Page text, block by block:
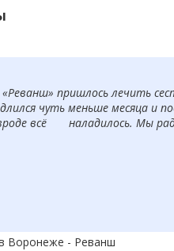
«Реванш» пришлось лечить
чуть меньше месяца и
всё наладилось. Мы
Воронеже - Реванш